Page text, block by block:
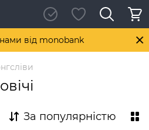
від monobank
За популярністю